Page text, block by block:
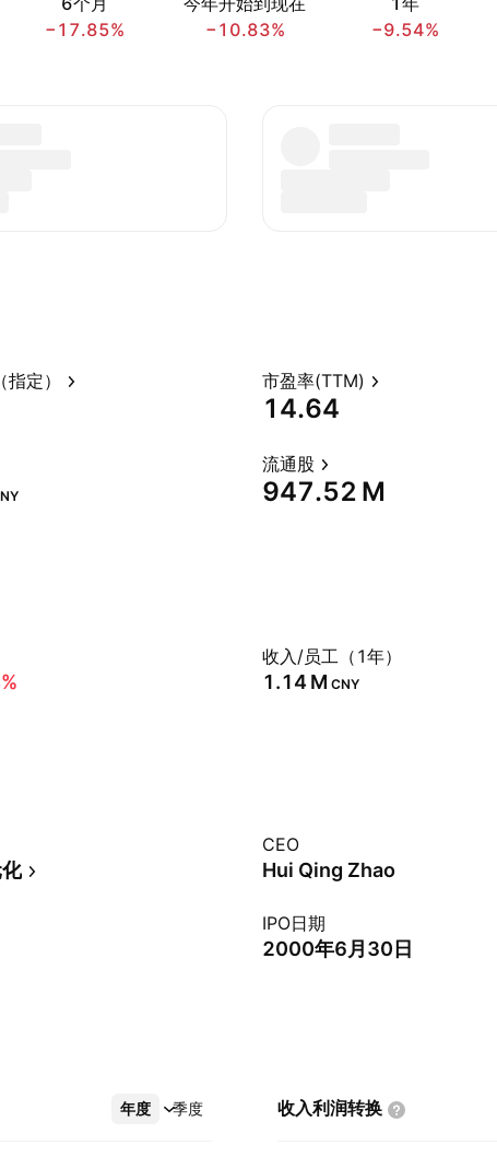
−17.85%
−10.83%
−9.54%
定） 市盈率(TTM)
14.64
流通股
‪947.52 M‬
收入/员工（1年）
‪1.14 M‬ CNY
CEO
Hui Qing Zhao
IPO日期
2000年6月30日
年度 季度
更多 收入利润转换